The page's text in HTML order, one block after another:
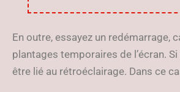
En outre, essayez un
plantages temporaires de l’écran.
être lié au rétroéclairage. Dans ce